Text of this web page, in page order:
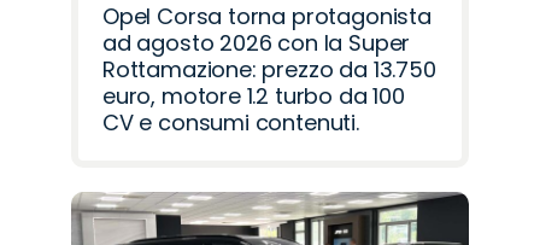
Opel Corsa torna protagonista
ad agosto 2026 con la Super
Rottamazione: prezzo da 13.750
euro, motore 1.2 turbo da 100
CV e consumi contenuti.